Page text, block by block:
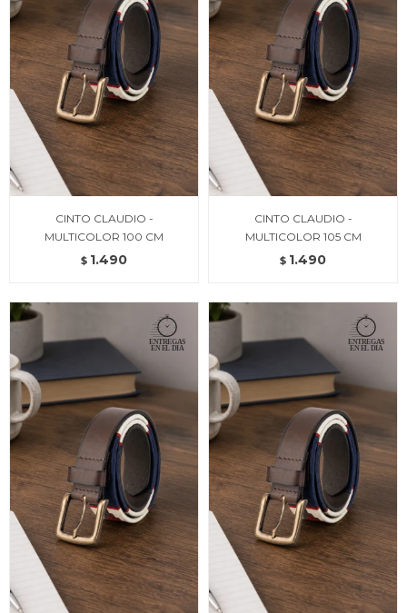
CINTO CLAUDIO -
MULTICOLOR 100 CM
$ 1.490
CINTO CLAUDIO -
MULTICOLOR 105 CM
$ 1.490